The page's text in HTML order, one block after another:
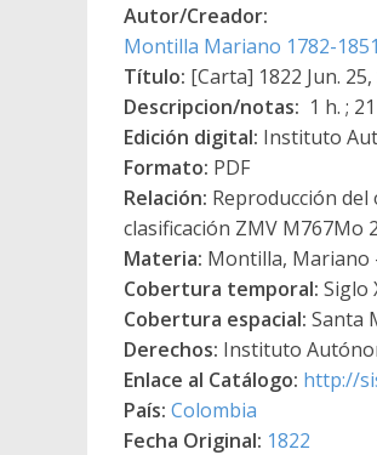
Autor/Creador:
Montilla Mariano 1782-1851
Título: [Carta] 1822 Jun.
Descripcion/notas: 1 h. ;
Edición digital: Instituto
Formato: PDF
Relación: Reproducción
clasificación ZMV M767Mo
Materia: Montilla, Mariano
Cobertura temporal: Siglo
Cobertura espacial: Santa
Derechos: Instituto
Enlace al Catálogo: http://
País: Colombia
Fecha Original: 1822